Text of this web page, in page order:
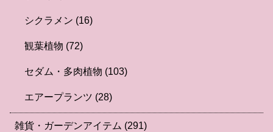
シクラメン (16)
観葉植物 (72)
セダム・多肉植物 (103)
エアープランツ (28)
雑貨・ガーデンアイテム (291)